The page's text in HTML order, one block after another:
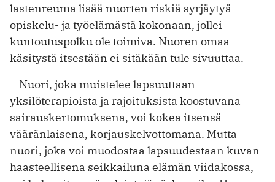
lastenreuma lisää nuorten riskiä syrjäytyä
opiskelu- ja työelämästä kokonaan, jollei
kuntoutuspolku ole toimiva. Nuoren omaa
käsitystä itsestään ei sitäkään tule sivuuttaa.
– Nuori, joka muistelee lapsuuttaan
yksilöterapioista ja rajoituksista koostuvana
sairauskertomuksena, voi kokea itsensä
vääränlaisena, korjauskelvottomana. Mutta
nuori, joka voi muodostaa lapsuudestaan kuvan
haasteellisena seikkailuna elämän viidakossa,